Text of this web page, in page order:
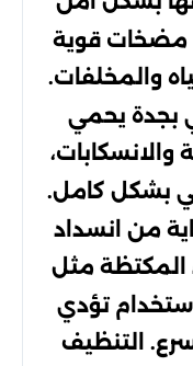
مضخات قوية
والمخلفات.
يحمي
والانسكابات،
بشكل كامل.
من انسداد
المكتظة مثل
تؤدي
التنظيف